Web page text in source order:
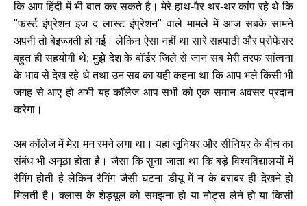
कि आप हिंदी में भी बात कर सकते है। मेरे हाथ-पैर थर-थर कांप रहे थे कि
"फर्स्ट इंप्रेशन इज द लास्ट इंप्रेशन" वाले मामले में आज सबके सामने
अपनी तो बेइज्जती हो गई। लेकिन ऐसा नहीं था सारे सहपाठी और प्रोफेसर
बहुत ही सहयोगी थे; मुझे देश के बॉर्डर जिले से जान सब मेरी तरफ सांत्वना
के भाव से देख रहे थे तथा उन सब का यही कहना था कि आप भले किसी भी
जगह से आए हो अभी यह कॉलेज आप सभी को एक समान अवसर प्रदान
करेगा।
अब कॉलेज में मेरा मन रमने लगा था। यहां जूनियर और सीनियर के बीच का
संबंध भी अनूठा होता है। जैसा कि सुना जाता था कि बड़े विश्वविद्यालयों में
रैगिंग होती है लेकिन रैगिंग जैसी घटना डीयू में न के बराबर ही देखने हो
मिलती है। क्लास के शेड्यूल को समझना हो या नोट्स लेने हो या किसी